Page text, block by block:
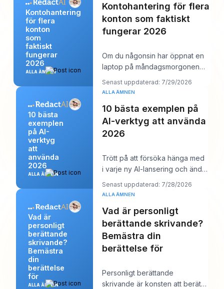
Kontohantering
för flera
konton
som
faktiskt
fungerar
2026
ALLA ÄMNEN
Kontohantering för flera
konton som faktiskt
fungerar 2026
Om du någonsin har öppnat en
laptop på måndagsmorgonen
och sett tolv inloggningar, sex
kundkalendrar
Senast uppdaterad: 7/29/2026
10 bästa
exemplen
på AI-
verktyg
att
använda
2026
ALLA ÄMNEN
ALLA ÄMNEN
10 bästa exemplen på
AI-verktyg att använda
2026
Trött på att försöka hänga med
i varje ny AI-lansering och ändå
behöva lägga upp något vettigt
på Li
Senast uppdaterad: 7/28/2026
Vad är
personligt
berättande
skrivande?
Bemästra
din
berättelse
för
ALLA ÄMNEN
ALLA ÄMNEN
Vad är personligt
berättande skrivande?
Bemästra din
berättelse för
Personligt berättande
skrivande är konsten att berätta